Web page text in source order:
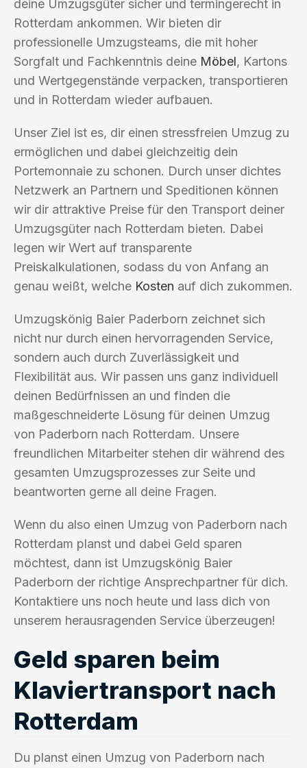
deine Umzugsgüter sicher und termingerecht in
Rotterdam ankommen. Wir bieten dir
professionelle Umzugsteams, die mit hoher
Sorgfalt und Fachkenntnis deine Möbel, Kartons
und Wertgegenstände verpacken, transportieren
und in Rotterdam wieder aufbauen.
Unser Ziel ist es, dir einen stressfreien Umzug zu
ermöglichen und dabei gleichzeitig dein
Portemonnaie zu schonen. Durch unser dichtes
Netzwerk an Partnern und Speditionen können
wir dir attraktive Preise für den Transport deiner
Umzugsgüter nach Rotterdam bieten. Dabei
legen wir Wert auf transparente
Preiskalkulationen, sodass du von Anfang an
genau weißt, welche Kosten auf dich zukommen.
Umzugskönig Baier Paderborn zeichnet sich
nicht nur durch einen hervorragenden Service,
sondern auch durch Zuverlässigkeit und
Flexibilität aus. Wir passen uns ganz individuell
deinen Bedürfnissen an und finden die
maßgeschneiderte Lösung für deinen Umzug
von Paderborn nach Rotterdam. Unsere
freundlichen Mitarbeiter stehen dir während des
gesamten Umzugsprozesses zur Seite und
beantworten gerne all deine Fragen.
Wenn du also einen Umzug von Paderborn nach
Rotterdam planst und dabei Geld sparen
möchtest, dann ist Umzugskönig Baier
Paderborn der richtige Ansprechpartner für dich.
Kontaktiere uns noch heute und lass dich von
unserem herausragenden Service überzeugen!
Geld sparen beim
Klaviertransport nach
Rotterdam
Du planst einen Umzug von Paderborn nach